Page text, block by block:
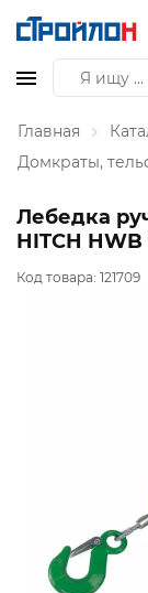
Главная
Домкраты,
Лебедка
HITCH HWB
Код товара: 121709